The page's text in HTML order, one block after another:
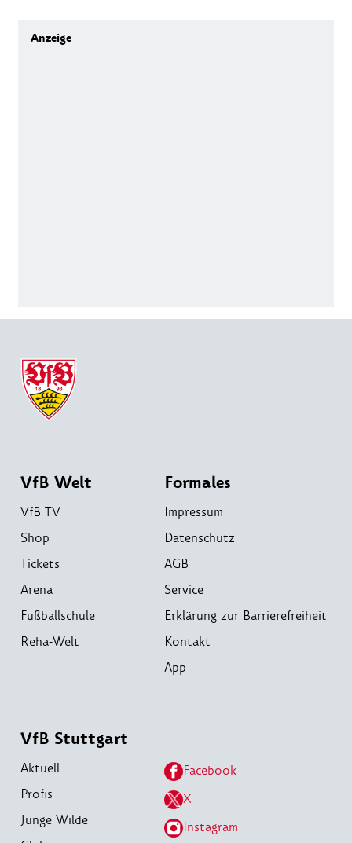
VfB Welt
VfB TV
Shop
Tickets
Arena
Fußballschule
Reha-Welt
Formales
Impressum
Datenschutz
AGB
Service
Erklärung zur Barrierefreiheit
Kontakt
App
VfB Stuttgart
Aktuell
Profis
Junge Wilde
Facebook
X
Instagram